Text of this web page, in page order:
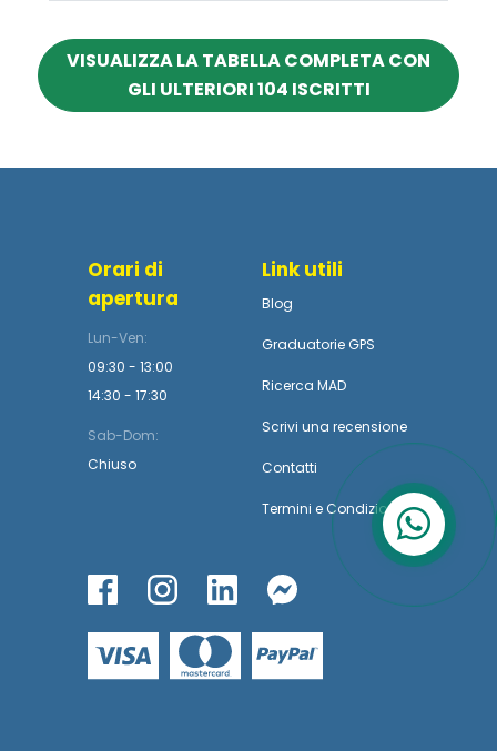
VISUALIZZA LA TABELLA COMPLETA CON
GLI ULTERIORI 104 ISCRITTI
Orari di
apertura
Lun-Ven:
09:30 - 13:00
14:30 - 17:30
Sab-Dom:
Chiuso
Link utili
Blog
Graduatorie GPS
Ricerca MAD
Scrivi una recensione
Contatti
Termini e Condizioni